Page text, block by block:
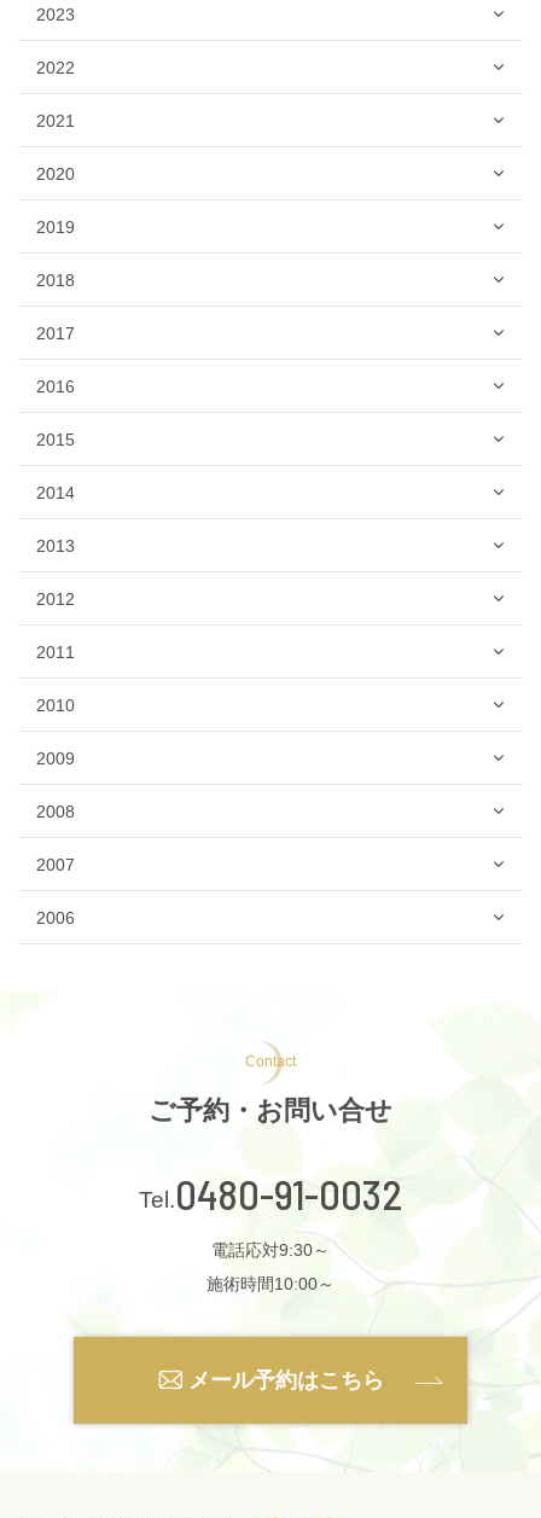
2023
2022
2021
2020
2019
2018
2017
2016
2015
2014
2013
2012
2011
2010
2009
2008
2007
2006
Contact
ご予約・お問い合せ
0480-91-0032
電話応対9:30～
施術時間10:00～
メール予約はこちら